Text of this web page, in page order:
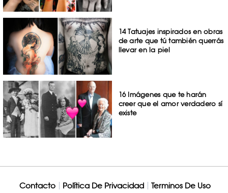
14 Tatuajes inspirados en obras
de arte que tú también querrás
llevar en la piel
16 Imágenes que te harán
creer que el amor verdadero sí
existe
Contacto Política De Privacidad Terminos De Uso